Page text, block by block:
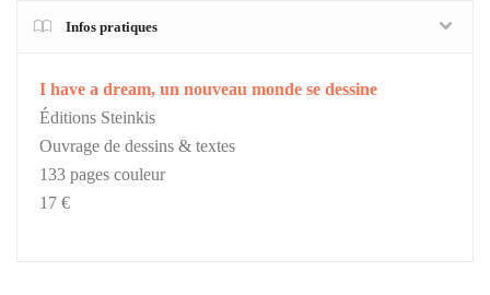
Infos pratiques
I have a dream, un nouveau monde se dessine
Éditions Steinkis
Ouvrage de dessins & textes
133 pages couleur
17 €